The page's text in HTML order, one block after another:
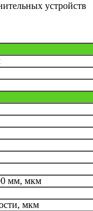
устройств
мм, мкм
мкм